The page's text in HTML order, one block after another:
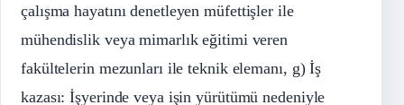
çalışma hayatını denetleyen müfettişler ile
mühendislik veya mimarlık eğitimi veren
fakültelerin mezunları ile teknik elemanı, g) İş
kazası: İşyerinde veya işin yürütümü nedeniyle